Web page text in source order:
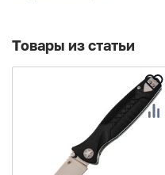
Товары из статьи